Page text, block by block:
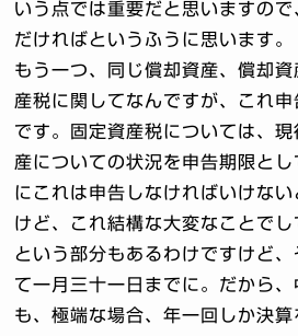
いう点では重要だと思いますの
だければというふうに思います。
もう一つ、同じ償却資産、償却
産税に関してなんですが、これ
です。固定資産税については、
産についての状況を申告期限と
にこれは申告しなければいけな
けど、これ結構な大変なことで
という部分もあるわけですけど
て一月三十一日までに。だから
も、極端な場合、年一回しか決